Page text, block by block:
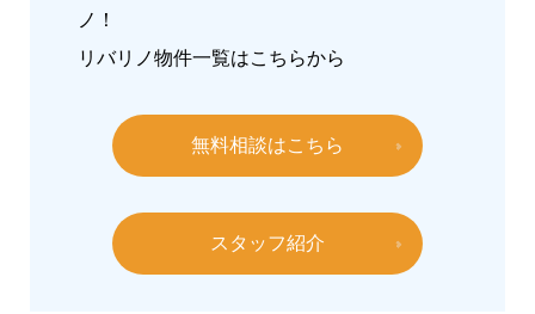
ノ！
リバリノ物件一覧はこちらから
無料相談はこちら
スタッフ紹介